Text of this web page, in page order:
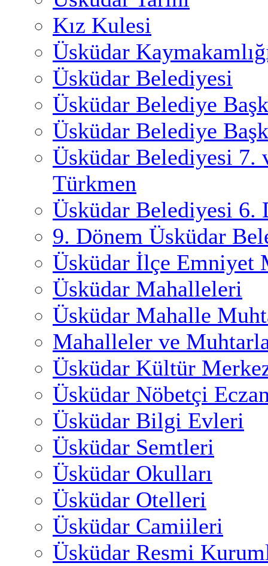
Kız Kulesi
Üsküdar
Üsküdar Belediyesi
Üsküdar Belediye
Üsküdar Belediye
Üsküdar Belediyesi 7.
Türkmen
Üsküdar Belediyesi 6.
9. Dönem Üsküdar
Üsküdar İlçe Emniyet
Üsküdar Mahalleleri
Üsküdar Mahalle
Mahalleler ve
Üsküdar Kültür
Üsküdar Nöbetçi
Üsküdar Bilgi Evleri
Üsküdar Semtleri
Üsküdar Okulları
Üsküdar Otelleri
Üsküdar Camiileri
Üsküdar Resmi